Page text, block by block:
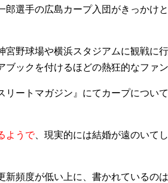
郎選手の広島カープ入団がきっかけ
宮野球場や横浜スタジアムに観戦に
ックを付けるほどの熱狂的なファン
リートマガジン』にてカープについ
ようで、現実的には結婚が遠のいて
新頻度が低い上に、書かれているの